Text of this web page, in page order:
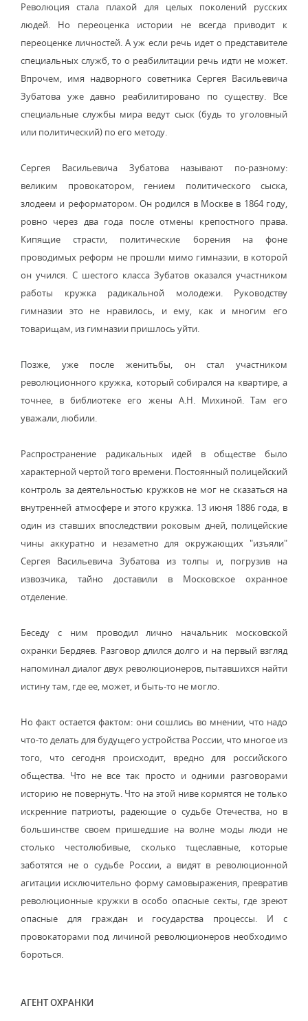
Революция стала плахой для целых поколений русских
людей. Но переоценка истории не всегда приводит к
переоценке личностей. А уж если речь идет о представителе
специальных служб, то о реабилитации речь идти не может.
Впрочем, имя надворного советника Сергея Васильевича
Зубатова уже давно реабилитировано по существу. Все
специальные службы мира ведут сыск (будь то уголовный
или политический) по его методу.
Сергея Васильевича Зубатова называют по-разному:
великим провокатором, гением политического сыска,
злодеем и реформатором. Он родился в Москве в 1864 году,
ровно через два года после отмены крепостного права.
Кипящие страсти, политические борения на фоне
проводимых реформ не прошли мимо гимназии, в которой
он учился. С шестого класса Зубатов оказался участником
работы кружка радикальной молодежи. Руководству
гимназии это не нравилось, и ему, как и многим его
товарищам, из гимназии пришлось уйти.
Позже, уже после женитьбы, он стал участником
революционного кружка, который собирался на квартире, а
точнее, в библиотеке его жены А.Н. Михиной. Там его
уважали, любили.
Распространение радикальных идей в обществе было
характерной чертой того времени. Постоянный полицейский
контроль за деятельностью кружков не мог не сказаться на
внутренней атмосфере и этого кружка. 13 июня 1886 года, в
один из ставших впоследствии роковым дней, полицейские
чины аккуратно и незаметно для окружающих "изъяли"
Сергея Васильевича Зубатова из толпы и, погрузив на
извозчика, тайно доставили в Московское охранное
отделение.
Беседу с ним проводил лично начальник московской
охранки Бердяев. Разговор длился долго и на первый взгляд
напоминал диалог двух революционеров, пытавшихся найти
истину там, где ее, может, и быть-то не могло.
Но факт остается фактом: они сошлись во мнении, что надо
что-то делать для будущего устройства России, что многое из
того, что сегодня происходит, вредно для российского
общества. Что не все так просто и одними разговорами
историю не повернуть. Что на этой ниве кормятся не только
искренние патриоты, радеющие о судьбе Отечества, но в
большинстве своем пришедшие на волне моды люди не
столько честолюбивые, сколько тщеславные, которые
заботятся не о судьбе России, а видят в революционной
агитации исключительно форму самовыражения, превратив
революционные кружки в особо опасные секты, где зреют
опасные для граждан и государства процессы. И с
провокаторами под личиной революционеров необходимо
бороться.
АГЕНТ ОХРАНКИ